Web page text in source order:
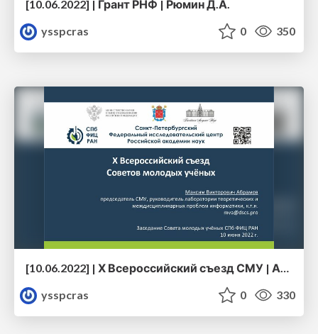
[10.06.2022] | Грант РНФ | Рюмин Д.А.
ysspcras
0 350
[10.06.2022] | Х Всероссийский съезд СМУ | Абрамов М.В.
ysspcras
0 330